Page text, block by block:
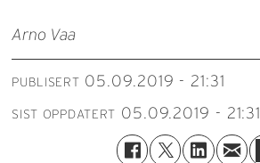
Arno Vaa
PUBLISERT 05.09.2019 - 21:31
SIST OPPDATERT 05.09.2019 - 21:31